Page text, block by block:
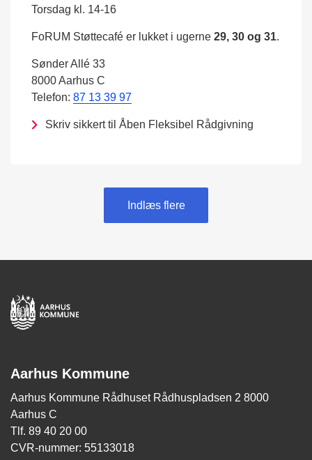
Torsdag kl. 14-16
FoRUM Støttecafé er lukket i ugerne 29, 30 og 31.
Sønder Allé 33
8000 Aarhus C
Telefon: 87 13 39 97
Skriv sikkert til Åben Fleksibel Rådgivning
Indlæs flere
Aarhus Kommune
Aarhus Kommune Rådhuset Rådhuspladsen 2 8000
Aarhus C
Tlf. 89 40 20 00
CVR-nummer: 55133018